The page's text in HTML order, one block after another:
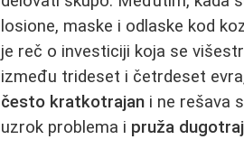
losione, maske i odlaske kod
je reč o investiciji koja se
između trideset i četrdeset
često kratkotrajan i ne rešava
uzrok problema i pruža